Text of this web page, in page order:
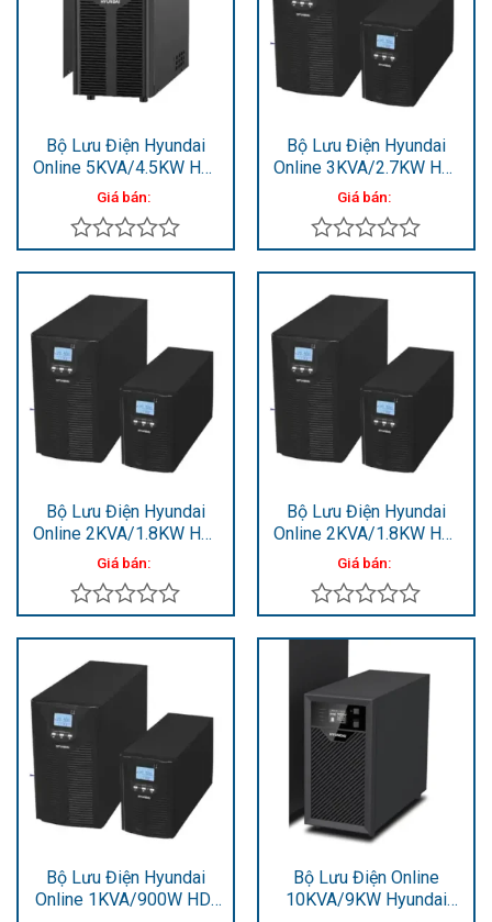
Bộ Lưu Điện Hyundai
Online 5KVA/4.5KW HD-
5KS
xếp
hạng
5
sao
Giá bán:
Bộ Lưu Điện Hyundai
Online 3KVA/2.7KW HD-
3KS
xếp
hạng
5
sao
Giá bán:
Bộ Lưu Điện Hyundai
Online 2KVA/1.8KW HD-
2KT9
xếp
hạng
5
sao
Giá bán:
Bộ Lưu Điện Hyundai
Online 2KVA/1.8KW HD-
2KS
xếp
0
5
sao
Giá bán:
Bộ Lưu Điện Hyundai
Online 1KVA/900W HD-
Bộ Lưu Điện Online
10KVA/9KW Hyundai